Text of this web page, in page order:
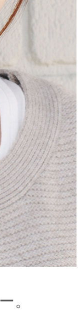
。